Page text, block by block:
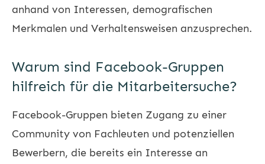
anhand von Interessen, demografischen
Merkmalen und Verhaltensweisen anzusprechen.
Warum sind Facebook-Gruppen
hilfreich für die Mitarbeitersuche?
Facebook-Gruppen bieten Zugang zu einer
Community von Fachleuten und potenziellen
Bewerbern, die bereits ein Interesse an